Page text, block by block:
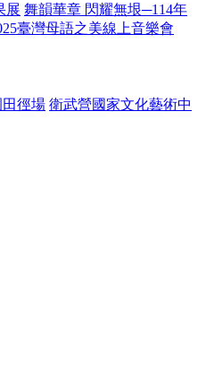
展 舞韻華章 閃耀無垠─114年
臺灣母語之美線上音樂會
徑場 衛武營國家文化藝術中